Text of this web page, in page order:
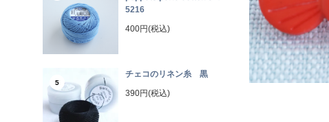
5216
400円(税込)
5
チェコのリネン糸 黒
390円(税込)